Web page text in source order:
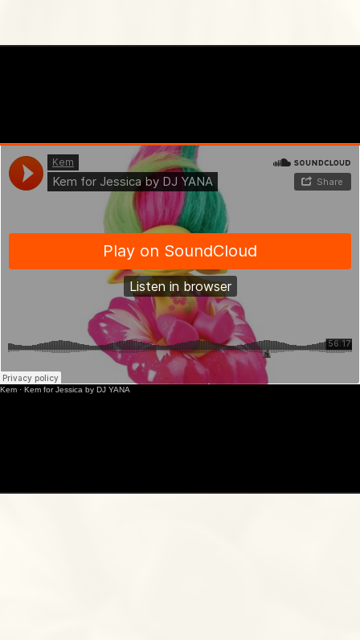
Kem · Kem for Jessica by DJ YANA